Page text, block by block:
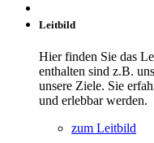
Leitbild
Hier finden Sie das
enthalten sind z.B.
unsere Ziele. Sie
und erlebbar werden.
zum Leitbild